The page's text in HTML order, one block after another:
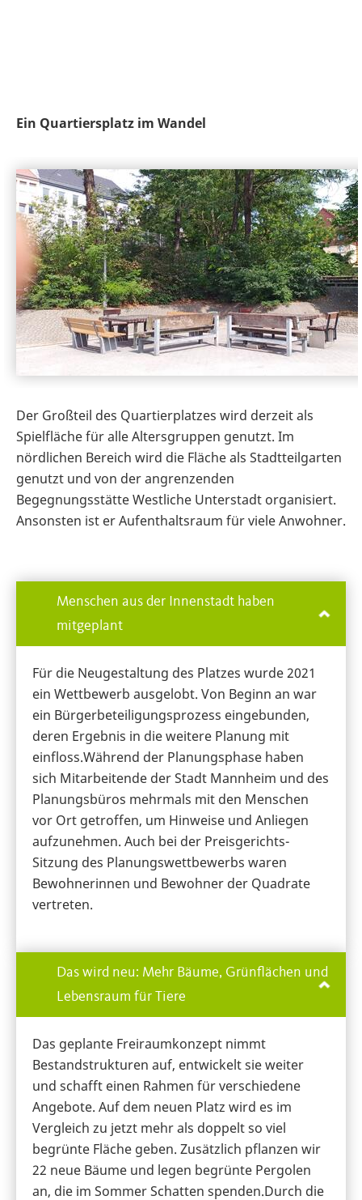
Ein Quartiersplatz im Wandel
Der Großteil des Quartierplatzes wird derzeit als
Spielfläche für alle Altersgruppen genutzt. Im
nördlichen Bereich wird die Fläche als Stadtteilgarten
genutzt und von der angrenzenden
Begegnungsstätte Westliche Unterstadt organisiert.
Ansonsten ist er Aufenthaltsraum für viele Anwohner.
Menschen aus der Innenstadt haben
mitgeplant
Für die Neugestaltung des Platzes wurde 2021
ein Wettbewerb ausgelobt. Von Beginn an war
ein Bürgerbeteiligungsprozess eingebunden,
deren Ergebnis in die weitere Planung mit
einfloss.Während der Planungsphase haben
sich Mitarbeitende der Stadt Mannheim und des
Planungsbüros mehrmals mit den Menschen
vor Ort getroffen, um Hinweise und Anliegen
aufzunehmen. Auch bei der Preisgerichts-
Sitzung des Planungswettbewerbs waren
Bewohnerinnen und Bewohner der Quadrate
vertreten.
Das wird neu: Mehr Bäume, Grünflächen und
Lebensraum für Tiere
Das geplante Freiraumkonzept nimmt
Bestandstrukturen auf, entwickelt sie weiter
und schafft einen Rahmen für verschiedene
Angebote. Auf dem neuen Platz wird es im
Vergleich zu jetzt mehr als doppelt so viel
begrünte Fläche geben. Zusätzlich pflanzen wir
22 neue Bäume und legen begrünte Pergolen
an, die im Sommer Schatten spenden.Durch die